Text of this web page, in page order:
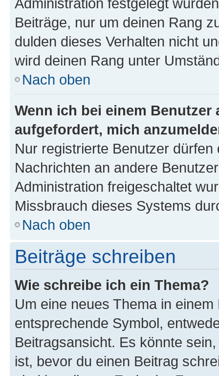
Beiträge, nur um deinen Rang
dulden dieses Verhalten nicht
wird deinen Rang unter
Nach oben
Wenn ich bei einem
aufgefordert, mich
Nur registrierte Benutzer
Nachrichten an andere
Administration freigeschaltet
Missbrauch dieses Systems
Nach oben
Beiträge schreiben
Wie schreibe ich ein Thema?
Um eine neues Thema in
entsprechende Symbol,
Beitragsansicht. Es könnte
ist, bevor du einen Beitrag